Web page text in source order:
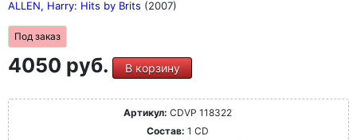
ALLEN, Harry: Hits by Brits (2007)
Под заказ
4050 руб. В корзину
Артикул: CDVP 118322
Состав: 1 CD